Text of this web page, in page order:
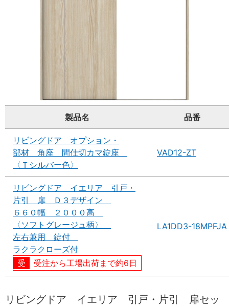
製品名 品番
リビングドア オプション・
部材 角座 間仕切カマ錠座
〈Ｔシルバー色〉
VAD12-ZT
リビングドア イエリア 引戸・
片引 扉 Ｄ３デザイン
６６０幅 ２０００高
〈ソフトグレージュ柄〉
左右兼用 錠付
ラクラクローズ付
受注から工場出荷まで約6日
LA1DD3-18MPFJA
リビングドア イエリア 引戸・片引 扉セッ